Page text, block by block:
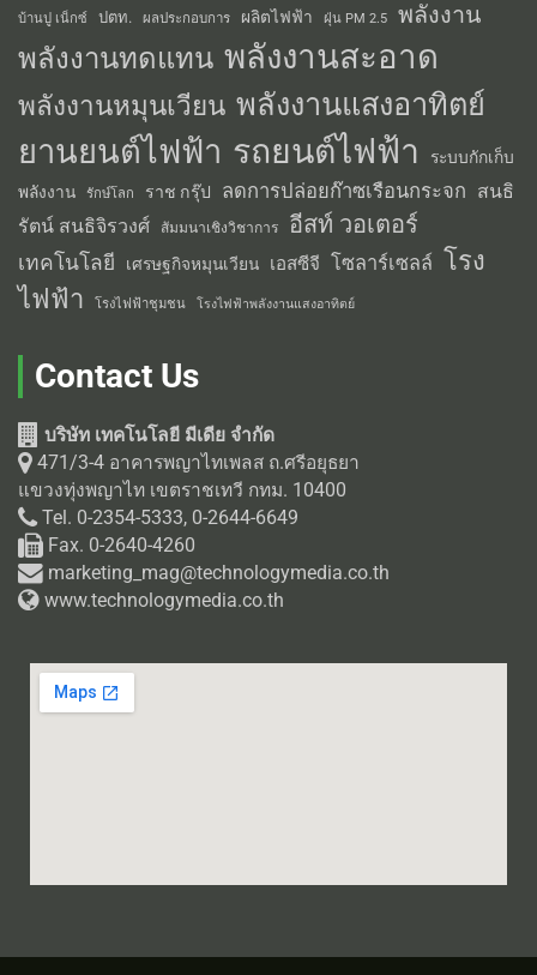
บ้านปู เน็กซ์ ปตท. ผลประกอบการ ผลิตไฟฟ้า ฝุ่น PM 2.5 พลังงาน
พลังงานทดแทน พลังงานสะอาด
พลังงานหมุนเวียน พลังงานแสงอาทิตย์
ยานยนต์ไฟฟ้า รถยนต์ไฟฟ้า
ระบบกักเก็บ
พลังงาน
รักษ์โลก ราช กรุ๊ป ลดการปล่อยก๊าซเรือนกระจก สนธิ
รัตน์ สนธิจิรวงศ์
สัมมนาเชิงวิชาการ อีสท์ วอเตอร์
เทคโนโลยี เศรษฐกิจหมุนเวียน เอสซีจี โซลาร์เซลล์ โรง
ไฟฟ้า
โรงไฟฟ้าชุมชน โรงไฟฟ้าพลังงานแสงอาทิตย์
Contact Us
บริษัท เทคโนโลยี มีเดีย จำกัด
471/3-4 อาคารพญาไทเพลส ถ.ศรีอยุธยา
แขวงทุ่งพญาไท เขตราชเทวี กทม. 10400
Tel. 0-2354-5333, 0-2644-6649
Fax. 0-2640-4260
marketing_mag@technologymedia.co.th
www.technologymedia.co.th